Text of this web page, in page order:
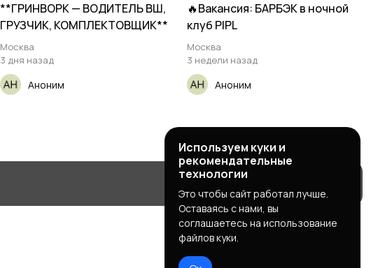
**ГРИНВОРК — ВОДИТЕЛЬ ВШ,
ГРУЗЧИК, КОМПЛЕКТОВЩИК**
Москва
3 дня назад
Аноним
🔥Вакансия: БАРБЭК в ночной
клуб PIPL
Москва
3 недели назад
Аноним
Используем куки и
рекомендательные
технологии
Это чтобы сайт работал лучше.
Оставаясь с нами, вы
соглашаетесь на использование
файлов куки.